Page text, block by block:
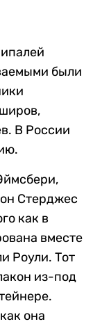
были
В России
Стерджес
как в
вместе
Роули. Тот
из-под
она